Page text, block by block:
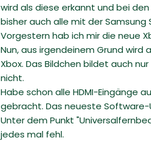
wird als diese erkannt und bei
bisher auch alle mit der
Vorgestern hab ich mir die neue
Nun, aus irgendeinem Grund wird
Xbox. Das Bildchen bildet auch
nicht.
Habe schon alle HDMI-Eingänge
gebracht. Das neueste
Unter dem Punkt
jedes mal fehl.